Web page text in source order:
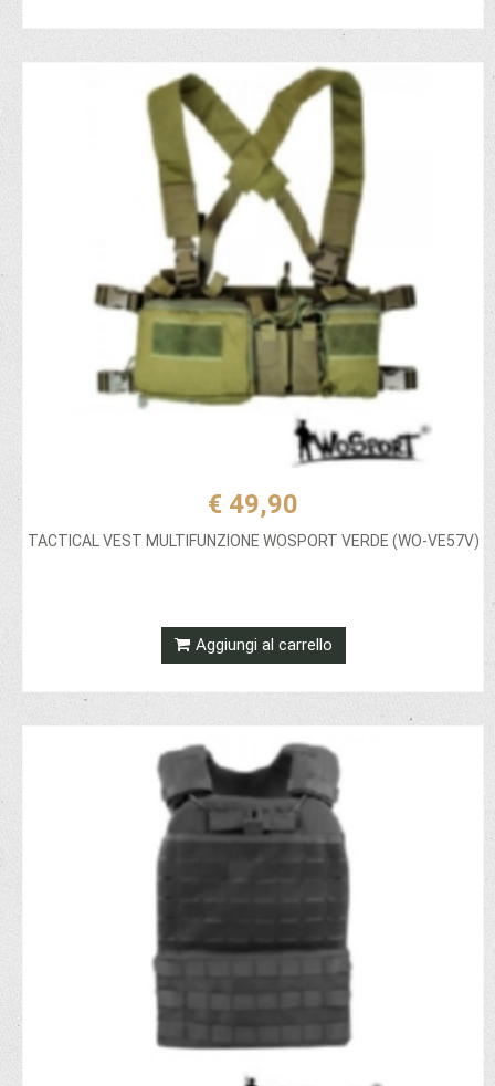
€ 49,90
TACTICAL VEST MULTIFUNZIONE WOSPORT VERDE (WO-VE57V)
Aggiungi al carrello